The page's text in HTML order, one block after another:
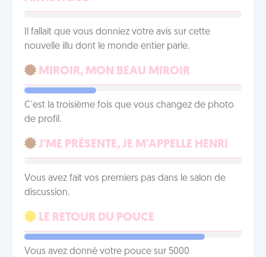
Il fallait que vous donniez votre avis sur cette
nouvelle illu dont le monde entier parle.
MIROIR, MON BEAU MIROIR
C'est la troisième fois que vous changez de photo
de profil.
J'ME PRÉSENTE, JE M'APPELLE HENRI
Vous avez fait vos premiers pas dans le salon de
discussion.
LE RETOUR DU POUCE
Vous avez donné votre pouce sur 5000